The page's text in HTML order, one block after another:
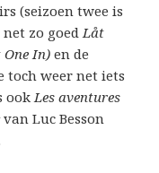
(seizoen twee is
net zo goedLåt
In) en de
toch weer net iets
ookLes aventures
van Luc Besson